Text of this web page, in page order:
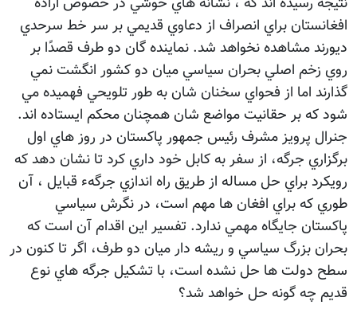
افغانستان براي انصراف از دعاوي قديمي بر سر خط سرحدي
ديورند مشاهده نخواهد شد. نماينده گان دو طرف قصدًا بر
روي زخم اصلي بحران سياسي ميان دو كشور انگشت نمي
گذارند اما از فحواي سخنان شان به طور تلويحي فهميده مي
شود كه بر حقانيت مواضع شان همچنان محكم ايستاده اند.
جنرال پرويز مشرف رئيس جمهور پاكستان در روز هاي اول
برگزاري جرگه، از سفر به كابل خود داري كرد تا نشان دهد كه
رويكرد براي حل مساله از طريق راه اندازي جرگهء قبايل ، آن
طوري كه براي افغان ها مهم است، در نگرش سياسي
پاكستان جايگاه مهمي ندارد. تفسير اين اقدام آن است كه
بحران بزرگ سياسي و ريشه دار ميان دو طرف، اگر تا كنون در
سطح دولت ها حل نشده است، با تشكيل جرگه هاي نوع
قديم چه گونه حل خواهد شد؟